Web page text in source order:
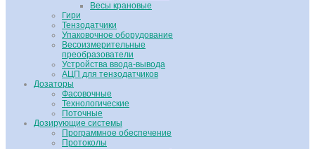
Весы крановые
Гири
Тензодатчики
Упаковочное оборудование
Весоизмерительные
преобразователи
Устройства ввода-вывода
АЦП для тензодатчиков
Дозаторы
Фасовочные
Технологические
Поточные
Дозирующие системы
Программное обеспечение
Протоколы